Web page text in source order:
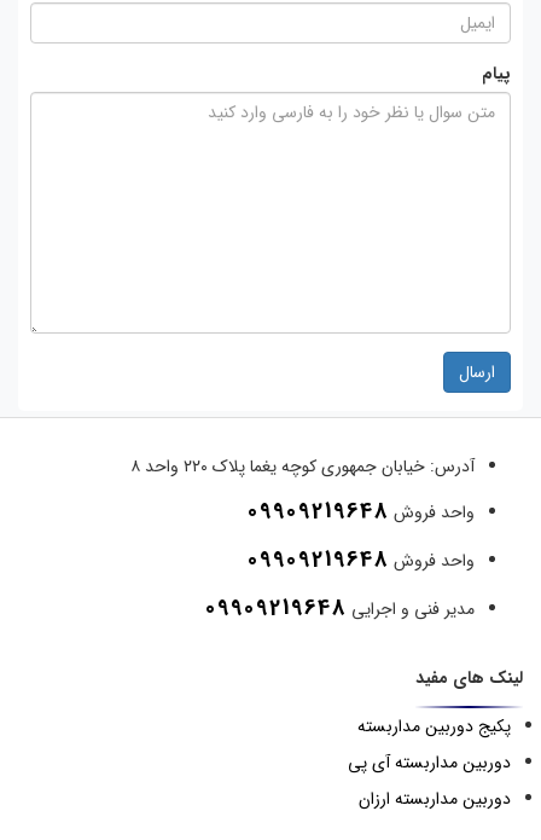
پیام
ارسال
آدرس: خیابان جمهوری کوچه یغما پلاک ۲۲۰ واحد ۸
واحد فروش 09909219648
واحد فروش 09909219648
مدیر فنی و اجرایی 09909219648
لینک های مفید
پکیج دوربین مداربسته
دوربین مداربسته آی پی
دوربین مداربسته ارزان